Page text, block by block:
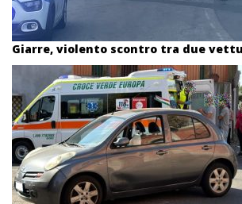
Giarre, violento scontro tra due